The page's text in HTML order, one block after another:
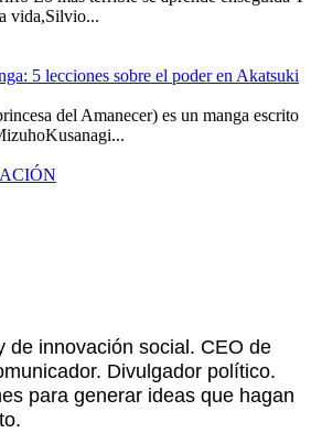
vida,Silvio...
5 lecciones sobre el poder en Akatsuki
del Amanecer) es un manga escrito
de innovación social. CEO de
Divulgador político.
para generar ideas que hagan